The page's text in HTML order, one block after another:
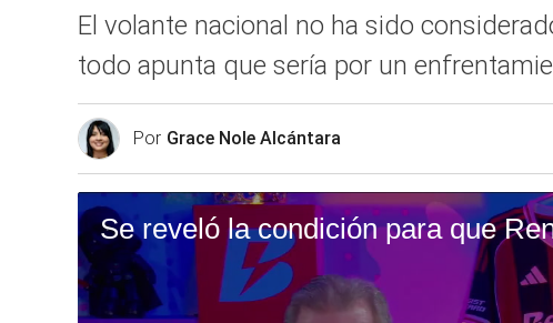
El volante nacional no ha sido
todo apunta que sería por un
Por Grace Nole Alcántara